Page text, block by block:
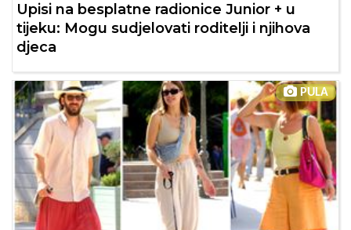
Upisi na besplatne radionice Junior + u
tijeku: Mogu sudjelovati roditelji i njihova
djeca
PULA